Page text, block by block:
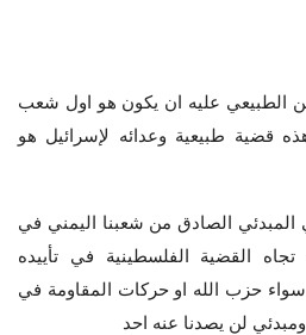
من الطبيعي عليه ان يكون هو اول شعب
قضية طبيعية وعدائه لإسرائيل هو
المبدئي الصادق من شعبنا اليمني في
القضية الفلسطينية في تأييده
حزب الله او حركات المقاومة في
لن يصدنا عنه احد